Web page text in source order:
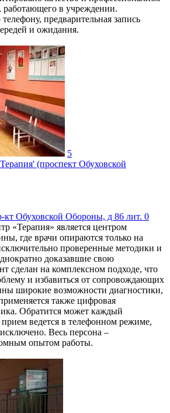
работающего в учреждении.
предварительная запись
и ожидания.
5
(проспект Обуховской
кт Обуховской Обороны, д 86 лит. 0
«Терапия» является центром
где врачи опираются только на
проверенные методики и
доказавшие свою
сделан на комплексном подходе, что
и избавиться от сопровождающих
широкие возможности диагностики,
также цифровая
Обратится может каждый
ведется в телефонном режиме,
Весь персона –
опытом работы.